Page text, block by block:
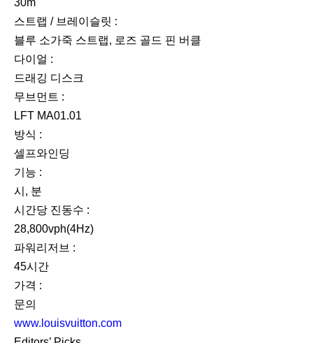
30m
스트랩 / 브레이슬릿 :
블루 소가죽 스트랩, 로즈 골드 핀 버클
다이얼 :
드래깅 디스크
무브먼트 :
LFT MA01.01
방식 :
셀프와인딩
기능 :
시, 분
시간당 진동수 :
28,800vph(4Hz)
파워리저브 :
45시간
가격 :
문의
www.louisvuitton.com